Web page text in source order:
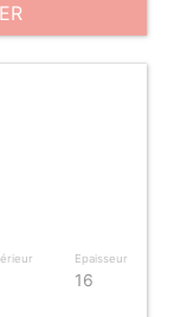
Epaisseur
16